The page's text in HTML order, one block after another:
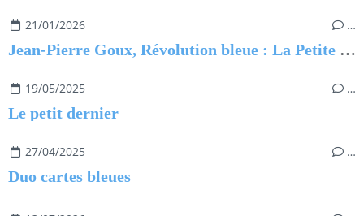
21/01/2026 …
Jean-Pierre Goux, Révolution bleue : La Petite Princesse
19/05/2025 …
Le petit dernier
27/04/2025 …
Duo cartes bleues